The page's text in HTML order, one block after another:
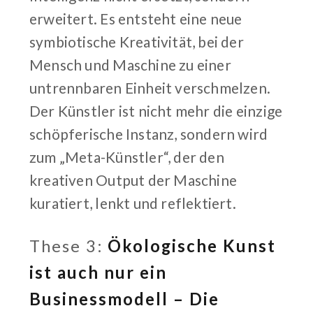
erweitert. Es entsteht eine neue
symbiotische Kreativität, bei der
Mensch und Maschine zu einer
untrennbaren Einheit verschmelzen.
Der Künstler ist nicht mehr die einzige
schöpferische Instanz, sondern wird
zum „Meta-Künstler“, der den
kreativen Output der Maschine
kuratiert, lenkt und reflektiert.
These 3: Ökologische Kunst
ist auch nur ein
Businessmodell – Die